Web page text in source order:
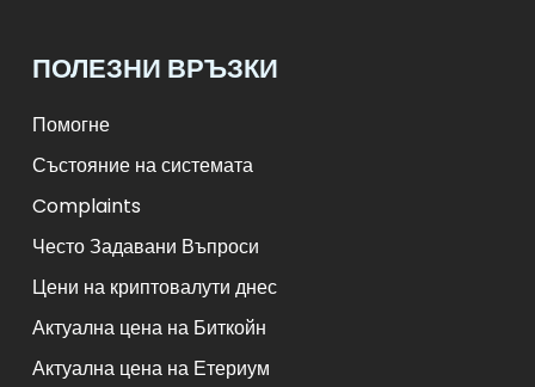
ПОЛЕЗНИ ВРЪЗКИ
Помогне
Състояние на системата
Complaints
Често Задавани Въпроси
Цени на криптовалути днес
Актуална цена на Биткойн
Актуална цена на Етериум